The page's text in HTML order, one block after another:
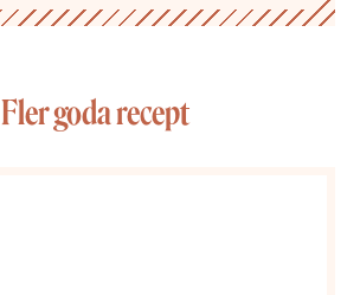
Fler goda recept